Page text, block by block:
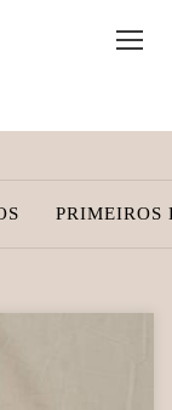
PRIMEIROS